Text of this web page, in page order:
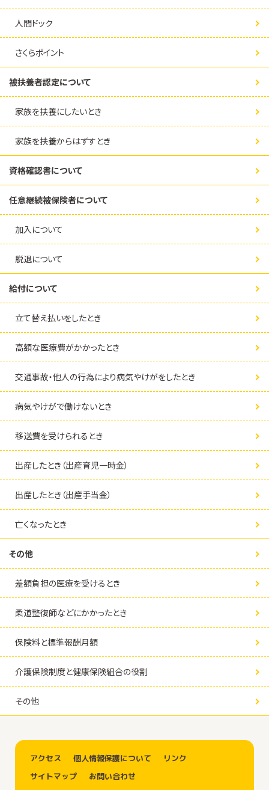
人間ドック
さくらポイント
被扶養者認定について
家族を扶養にしたいとき
家族を扶養からはずすとき
資格確認書について
任意継続被保険者について
加入について
脱退について
給付について
立て替え払いをしたとき
高額な医療費がかかったとき
交通事故・他人の行為により病気やけがをしたとき
病気やけがで働けないとき
移送費を受けられるとき
出産したとき（出産育児一時金）
出産したとき（出産手当金）
亡くなったとき
その他
差額負担の医療を受けるとき
柔道整復師などにかかったとき
保険料と標準報酬月額
介護保険制度と健康保険組合の役割
その他
アクセス 個人情報保護について
リンク
サイトマップ
お問い合わせ